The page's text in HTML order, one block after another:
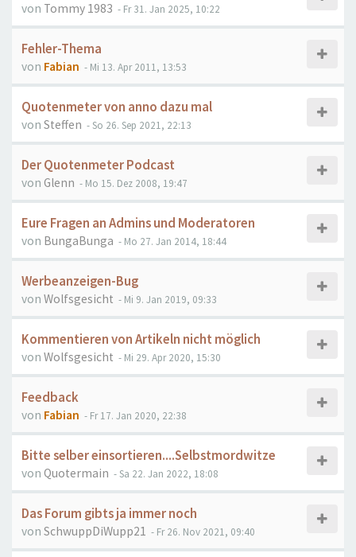
von Tommy 1983 - Fr 31. Jan 2025, 10:22
Fehler-Thema
von Fabian - Mi 13. Apr 2011, 13:53
Quotenmeter von anno dazu mal
von Steffen - So 26. Sep 2021, 22:13
Der Quotenmeter Podcast
von Glenn - Mo 15. Dez 2008, 19:47
Eure Fragen an Admins und Moderatoren
von BungaBunga - Mo 27. Jan 2014, 18:44
Werbeanzeigen-Bug
von Wolfsgesicht - Mi 9. Jan 2019, 09:33
Kommentieren von Artikeln nicht möglich
von Wolfsgesicht - Mi 29. Apr 2020, 15:30
Feedback
von Fabian - Fr 17. Jan 2020, 22:38
Bitte selber einsortieren....Selbstmordwitze
von Quotermain - Sa 22. Jan 2022, 18:08
Das Forum gibts ja immer noch
von SchwuppDiWupp21 - Fr 26. Nov 2021, 09:40